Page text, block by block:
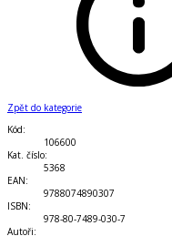
Zpět do kategorie
Kód:
106600
Kat. číslo:
5368
EAN:
9788074890307
ISBN:
978-80-7489-030-7
Autoři: